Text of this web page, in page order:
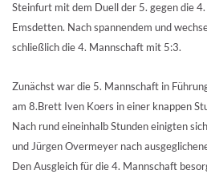
Steinfurt mit dem Duell der 5. gegen die
Emsdetten. Nach spannendem und
schließlich die 4. Mannschaft mit 5:3.
Zunächst war die 5. Mannschaft in
am 8.Brett Iven Koers in einer knappen
Nach rund eineinhalb Stunden einigten
und Jürgen Overmeyer nach
Den Ausgleich für die 4. Mannschaft